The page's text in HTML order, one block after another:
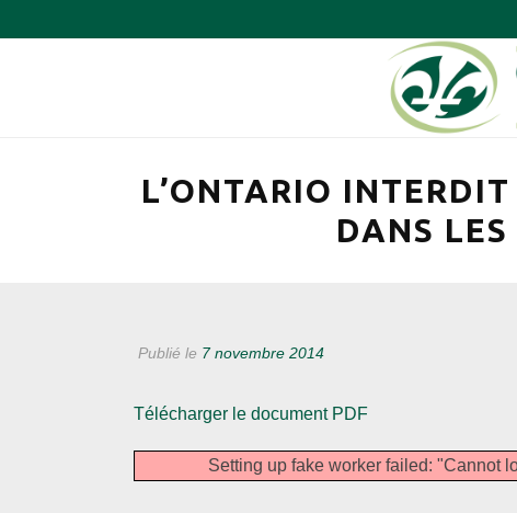
L’ONTARIO
DANS
Publié le 7 novembre 2014
Télécharger le document PDF
Setting up fake worker failed: "Cannot